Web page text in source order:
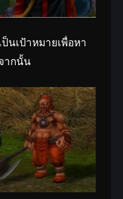
นเป้าหมายเพื่อหา
ากนั้น